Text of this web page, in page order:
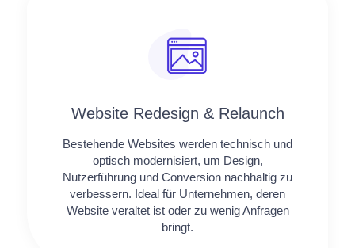
Website Redesign & Relaunch
Bestehende Websites werden technisch und
optisch modernisiert, um Design,
Nutzerführung und Conversion nachhaltig zu
verbessern. Ideal für Unternehmen, deren
Website veraltet ist oder zu wenig Anfragen
bringt.